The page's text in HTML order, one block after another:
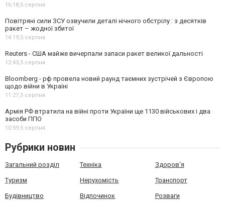
16:18,5 серпня
Повітряні сили ЗСУ озвучили деталі нічного обстрілу : з десятків
ракет – жодної збитої
14:19,5 серпня
Reuters - США майже вичерпали запаси ракет великої дальності
12:43,5 серпня
Bloomberg - рф провела новий раунд таємних зустрічей з Європою
щодо війни в Україні
11:27,5 серпня
Армія РФ втратила на війні проти України ще 1130 військових і два
засоби ППО
10:59,5 серпня
Рубрики новин
Загальний розділ Техніка Здоров'я
Туризм Нерухомість Транспорт
Будівництво Відпочинок Розваги